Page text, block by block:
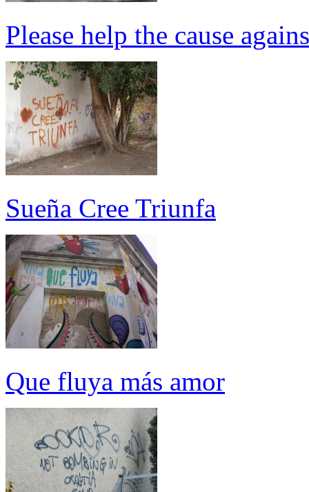
Please help the cause
Sueña Cree Triunfa
Que fluya más amor